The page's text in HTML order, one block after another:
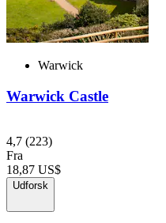
Warwick
Warwick Castle
4,7 (223)
Fra
18,87 US$
Udforsk